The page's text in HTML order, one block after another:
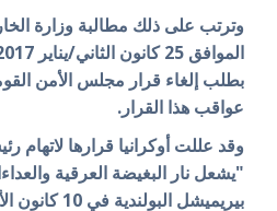
وترتب على ذلك مطالبة وزارة
بطلب إلغاء قرار مجلس الأمن
عواقب هذا القرار.
وقد عللت أوكرانيا قرارها لاتهام
"يشعل نار البغيضة العرقية
بيريميشل